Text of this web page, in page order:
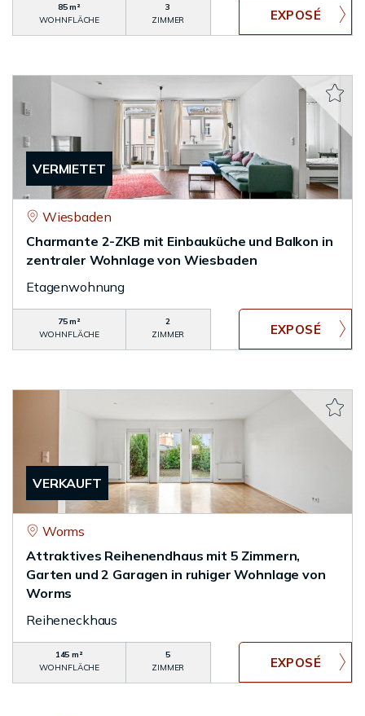
85 m²
WOHNFLÄCHE
3
ZIMMER
VERMIETET
Wiesbaden
Charmante 2-ZKB mit Einbauküche und Balkon in
zentraler Wohnlage von Wiesbaden
Etagenwohnung
75 m²
WOHNFLÄCHE
2
ZIMMER
VERKAUFT
Worms
Attraktives Reihenendhaus mit 5 Zimmern,
Garten und 2 Garagen in ruhiger Wohnlage von
Worms
Reiheneckhaus
145 m²
WOHNFLÄCHE
5
ZIMMER